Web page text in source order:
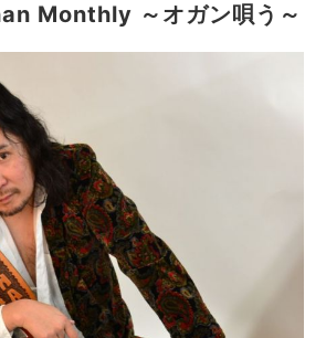
Monthly ～オガン唄う～